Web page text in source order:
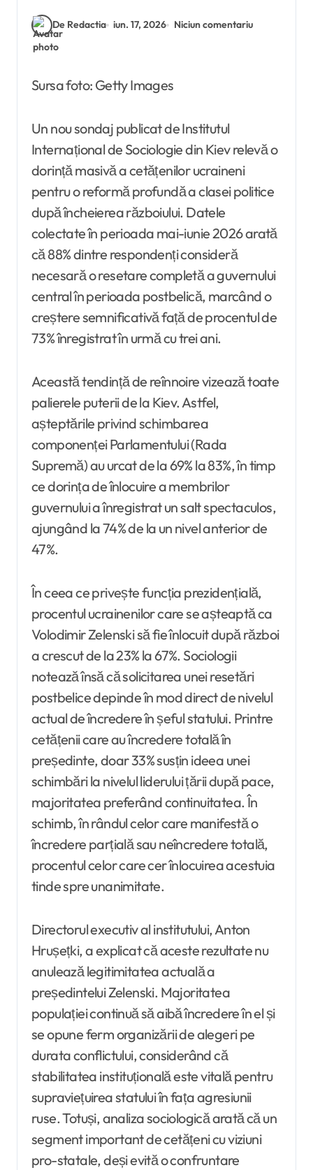
De Redactia iun. 17, 2026 Niciun comentariu
Sursa foto: Getty Images
Un nou sondaj publicat de Institutul
Internațional de Sociologie din Kiev relevă o
dorință masivă a cetățenilor ucraineni
pentru o reformă profundă a clasei politice
după încheierea războiului. Datele
colectate în perioada mai-iunie 2026 arată
că 88% dintre respondenți consideră
necesară o resetare completă a guvernului
central în perioada postbelică, marcând o
creștere semnificativă față de procentul de
73% înregistrat în urmă cu trei ani.
Această tendință de reînnoire vizează toate
palierele puterii de la Kiev. Astfel,
așteptările privind schimbarea
componenței Parlamentului (Rada
Supremă) au urcat de la 69% la 83%, în timp
ce dorința de înlocuire a membrilor
guvernului a înregistrat un salt spectaculos,
ajungând la 74% de la un nivel anterior de
47%.
În ceea ce privește funcția prezidențială,
procentul ucrainenilor care se așteaptă ca
Volodimir Zelenski să fie înlocuit după război
a crescut de la 23% la 67%. Sociologii
notează însă că solicitarea unei resetări
postbelice depinde în mod direct de nivelul
actual de încredere în șeful statului. Printre
cetățenii care au încredere totală în
președinte, doar 33% susțin ideea unei
schimbări la nivelul liderului țării după pace,
majoritatea preferând continuitatea. În
schimb, în rândul celor care manifestă o
încredere parțială sau neîncredere totală,
procentul celor care cer înlocuirea acestuia
tinde spre unanimitate.
Directorul executiv al institutului, Anton
Hrușețki, a explicat că aceste rezultate nu
anulează legitimitatea actuală a
președintelui Zelenski. Majoritatea
populației continuă să aibă încredere în el și
se opune ferm organizării de alegeri pe
durata conflictului, considerând că
stabilitatea instituțională este vitală pentru
supraviețuirea statului în fața agresiunii
ruse. Totuși, analiza sociologică arată că un
segment important de cetățeni cu viziuni
pro-statale, deși evită o confruntare